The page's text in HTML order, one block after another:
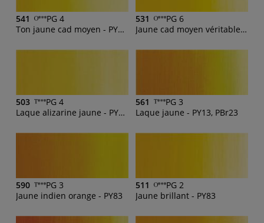
541
PG 4
Ton jaune cad moyen - PY3, PY83
531
PG 6
Jaune cad moyen véritable - PY35
503
PG 4
Laque alizarine jaune - PY154, PY83
561
PG 3
Laque jaune - PY13, PBr23
590
PG 3
Jaune indien orange - PY83
511
PG 2
Jaune brillant - PY83